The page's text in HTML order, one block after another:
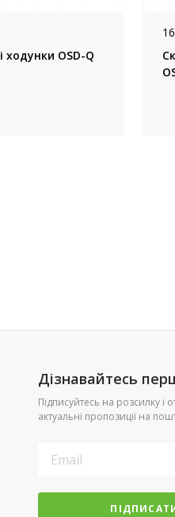
ходунки OSD-Q
Дізнавайтесь
Підписуйтесь на розсилку і
актуальні пропозиції на